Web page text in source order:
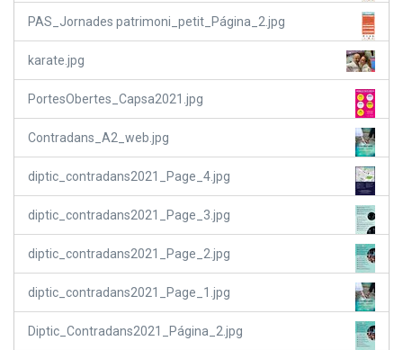
PAS_Jornades patrimoni_petit_Página_2.jpg
karate.jpg
PortesObertes_Capsa2021.jpg
Contradans_A2_web.jpg
diptic_contradans2021_Page_4.jpg
diptic_contradans2021_Page_3.jpg
diptic_contradans2021_Page_2.jpg
diptic_contradans2021_Page_1.jpg
Diptic_Contradans2021_Página_2.jpg